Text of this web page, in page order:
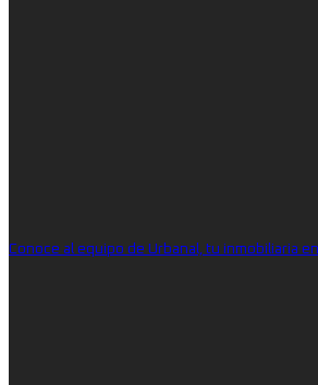
Conoce al equipo de Urbanal, tu inmobiliaria